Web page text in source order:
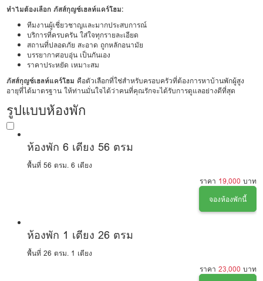
ทำไมต้องเลือก ภัสส์กุญช์เฮลท์แคร์โฮม:
ทีมงานผู้เชี่ยวชาญและมากประสบการณ์
บริการที่ครบครัน ใส่ใจทุกรายละเอียด
สถานที่ปลอดภัย สะอาด ถูกหลักอนามัย
บรรยากาศอบอุ่น เป็นกันเอง
ราคาประหยัด เหมาะสม
ภัสส์กุญช์เฮลท์แคร์โฮม คือตัวเลือกที่ใช่สำหรับครอบครัวที่ต้องการหาบ้านพักผู้สูง
อายุที่ได้มาตรฐาน ให้ท่านมั่นใจได้ว่าคนที่คุณรักจะได้รับการดูแลอย่างดีที่สุด
รูปแบบห้องพัก
ห้องพัก 6 เตียง 56 ตรม
พื้นที่ 56 ตรม. 6 เตียง
ราคา 19,000 บาท
จองห้องพักนี้
ห้องพัก 1 เตียง 26 ตรม
พื้นที่ 26 ตรม. 1 เตียง
ราคา 23,000 บาท